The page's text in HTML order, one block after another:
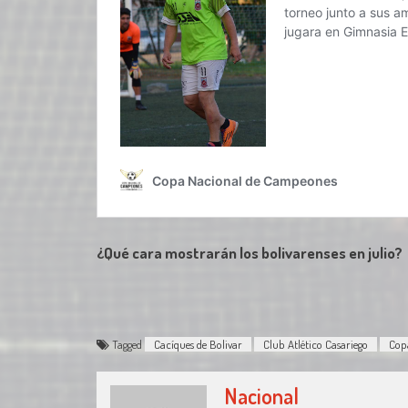
¿Qué cara mostrarán los bolivarenses en julio?
Tagged Cacíques de Bolivar Club Atlético Casariego
Nacional